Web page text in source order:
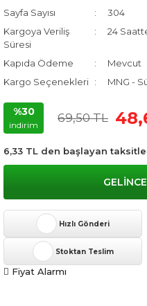
Sayfa Sayısı
304
Kargoya Veriliş
Süresi
24
Kapıda Ödeme
Mevcut
Kargo Seçenekleri
MNG -
%30
indirim
69,50 TL
6,33 TL den başlayan
Hızlı Gönderi
Stoktan Teslim
Fiyat Alarmı